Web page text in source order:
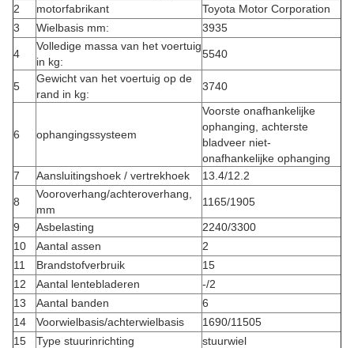
2
motorfabrikant
Toyota Motor Corporation
3
Wielbasis mm: 3935
4
Volledige massa van het voertuig
in kg:
5540
5
Gewicht van het voertuig op de
rand in kg:
3740
6 ophangingssysteem
Voorste onafhankelijke
ophanging, achterste
bladveer niet-
onafhankelijke ophanging
7
Aansluitingshoek / vertrekhoek 13.4/12.2
8
Vooroverhang/achteroverhang,
mm
1165/1905
9
Asbelasting
2240/3300
10
Aantal assen
2
11
Brandstofverbruik
15
12
Aantal lentebladeren
-/2
13
Aantal banden
6
14
Voorwielbasis/achterwielbasis
1690/11505
15
Type stuurinrichting
stuurwiel